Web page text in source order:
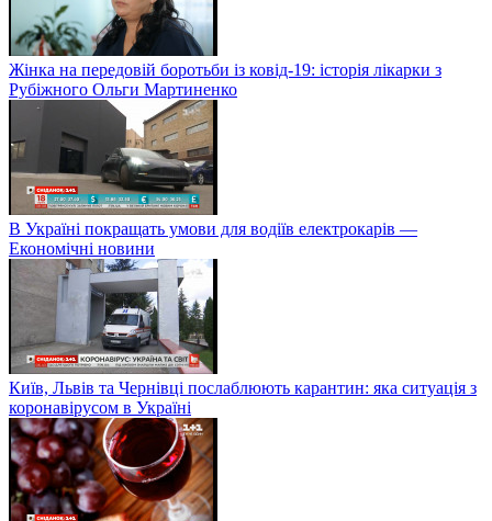
Жінка на передовій боротьби із ковід-19: історія лікарки з
Рубіжного Ольги Мартиненко
В Україні покращать умови для водіїв електрокарів —
Економічні новини
Київ, Львів та Чернівці послаблюють карантин: яка ситуація з
коронавірусом в Україні